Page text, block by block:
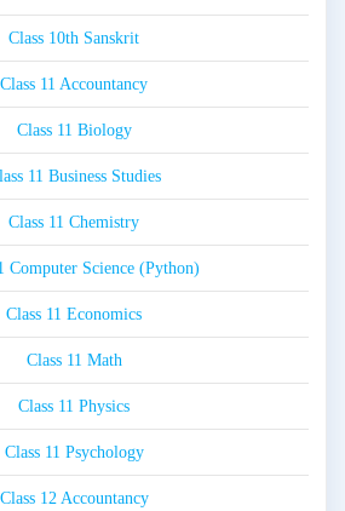
Class 10th Sanskrit
Class 11 Accountancy
Class 11 Biology
11 Business Studies
Class 11 Chemistry
Computer Science (Python)
Class 11 Economics
Class 11 Math
Class 11 Physics
Class 11 Psychology
Class 12 Accountancy